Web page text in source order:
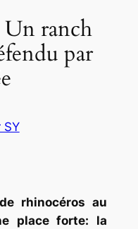
ranch
par
SY
rhinocéros au
place forte: la